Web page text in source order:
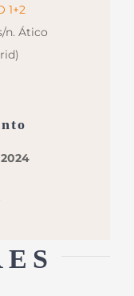
1+2
n. Ático